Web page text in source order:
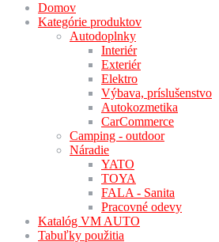
Domov
Kategórie produktov
Autodoplnky
Interiér
Exteriér
Elektro
Výbava, príslušenstvo
Autokozmetika
CarCommerce
Camping - outdoor
Náradie
YATO
TOYA
FALA - Sanita
Pracovné odevy
Katalóg VM AUTO
Tabuľky použitia